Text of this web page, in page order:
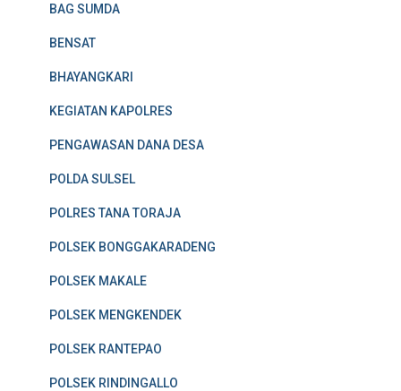
BAG SUMDA
BENSAT
BHAYANGKARI
KEGIATAN KAPOLRES
PENGAWASAN DANA DESA
POLDA SULSEL
POLRES TANA TORAJA
POLSEK BONGGAKARADENG
POLSEK MAKALE
POLSEK MENGKENDEK
POLSEK RANTEPAO
POLSEK RINDINGALLO